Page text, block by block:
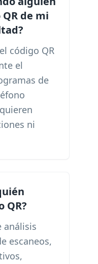
de mi
código QR
el
de
ni
QR?
análisis
escaneos,